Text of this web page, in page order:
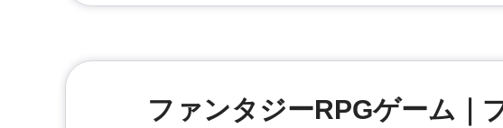
ファンタジーRPGゲーム｜